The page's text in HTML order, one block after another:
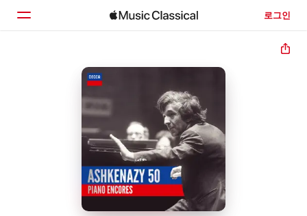
로그인
둘러보기